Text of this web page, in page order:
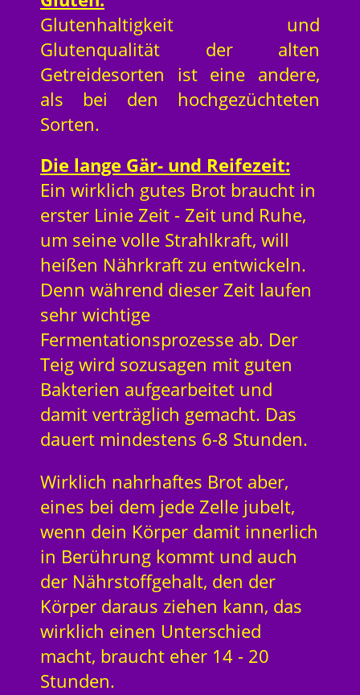
Glutenhaltigkeit und
Glutenqualität der alten
Getreidesorten ist eine andere,
als bei den hochgezüchteten
Sorten.
Die lange Gär- und Reifezeit:
Ein wirklich gutes Brot braucht in
erster Linie Zeit - Zeit und Ruhe,
um seine volle Strahlkraft, will
heißen Nährkraft zu entwickeln.
Denn während dieser Zeit laufen
sehr wichtige
Fermentationsprozesse ab. Der
Teig wird sozusagen mit guten
Bakterien aufgearbeitet und
damit verträglich gemacht. Das
dauert mindestens 6-8 Stunden.
Wirklich nahrhaftes Brot aber,
eines bei dem jede Zelle jubelt,
wenn dein Körper damit innerlich
in Berührung kommt und auch
der Nährstoffgehalt, den der
Körper daraus ziehen kann, das
wirklich einen Unterschied
macht, braucht eher 14 - 20
Stunden.